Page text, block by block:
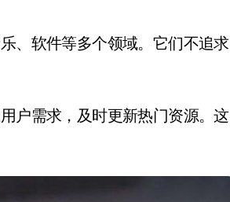
、软件等多个领域。它们不追求
户需求，及时更新热门资源。这